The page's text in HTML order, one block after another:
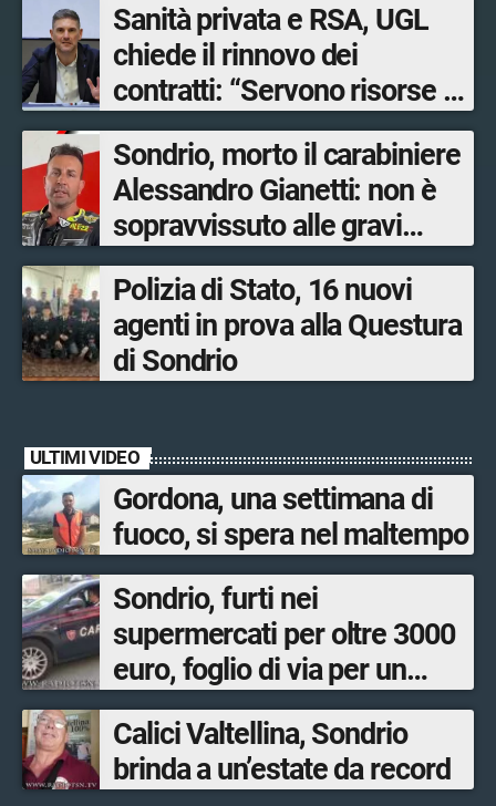
Sanità privata e RSA, UGL
chiede il rinnovo dei
contratti: “Servono risorse e
salari adeguati”
Sondrio, morto il carabiniere
Alessandro Gianetti: non è
sopravvissuto alle gravi
ustioni
Polizia di Stato, 16 nuovi
agenti in prova alla Questura
di Sondrio
ULTIMI VIDEO
Gordona, una settimana di
fuoco, si spera nel maltempo
Sondrio, furti nei
supermercati per oltre 3000
euro, foglio di via per un
ventinovenne
Calici Valtellina, Sondrio
brinda a un’estate da record